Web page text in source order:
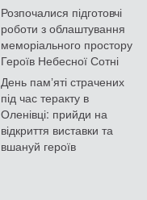
Розпочалися підготовчі
роботи з облаштування
меморіального простору
Героїв Небесної Сотні
День памʼяті страчених
під час теракту в
Оленівці: прийди на
відкриття виставки та
вшануй героїв